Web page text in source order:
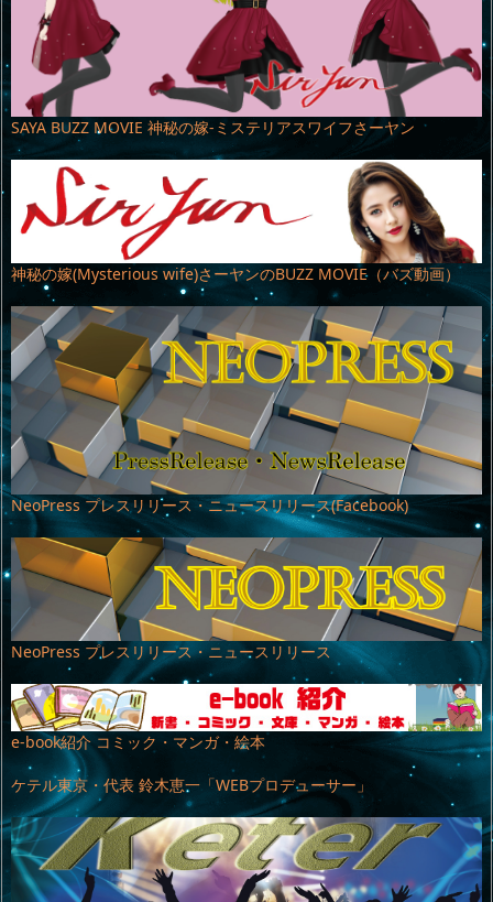
SAYA BUZZ MOVIE 神秘の嫁-ミステリアスワイフさーヤン
神秘の嫁(Mysterious wife)さーヤンのBUZZ MOVIE（バズ動画）
NeoPress プレスリリース・ニュースリリース(Facebook)
NeoPress プレスリリース・ニュースリリース
e-book紹介 コミック・マンガ・絵本
ケテル東京・代表 鈴木恵一「WEBプロデューサー」